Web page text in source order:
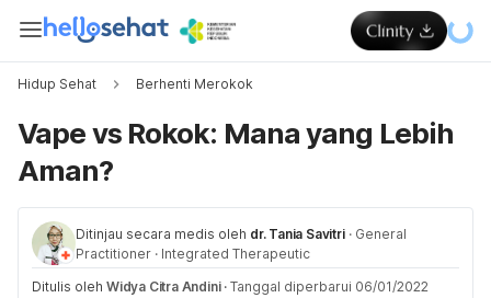
Hidup Sehat Berhenti Merokok
Vape vs Rokok: Mana yang Lebih
Aman?
Ditinjau secara medis oleh dr. Tania Savitri · General
Practitioner · Integrated Therapeutic
Ditulis oleh Widya Citra Andini · Tanggal diperbarui 06/01/2022